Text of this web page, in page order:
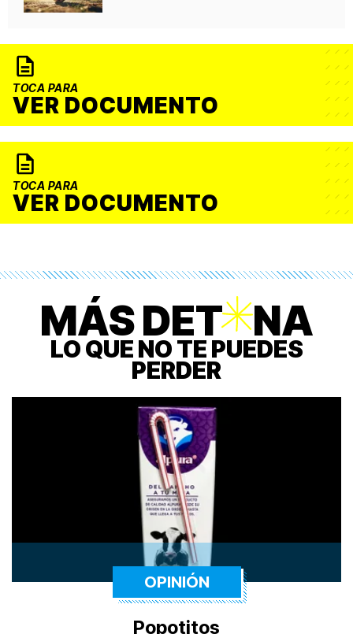
TOCA PARA
VER DOCUMENTO
TOCA PARA
VER DOCUMENTO
MÁS DETONA
LO QUE NO TE PUEDES
PERDER
OPINIÓN
Popotitos